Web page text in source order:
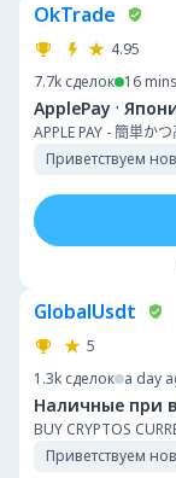
OkTrade
4.95
7.7k сделок 16
ApplePay ·
APPLE PAY - 簡単か
Приветствуем
GlobalUsdt
5
1.3k сделок a day
Наличные при
BUY CRYPTOS
Приветствуем